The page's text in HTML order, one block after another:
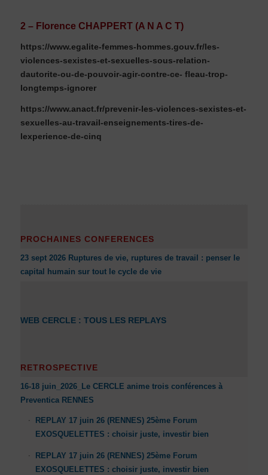
2 – Florence CHAPPERT (A N A C T)
https://www.egalite-femmes-hommes.gouv.fr/les-
violences-sexistes-et-sexuelles-sous-relation-
dautorite-ou-de-pouvoir-agir-contre-ce- fleau-trop-
longtemps-ignorer
https://www.anact.fr/prevenir-les-violences-sexistes-et-
sexuelles-au-travail-enseignements-tires-de-
lexperience-de-cinq
PROCHAINES CONFERENCES
23 sept 2026 Ruptures de vie, ruptures de travail : penser le
capital humain sur tout le cycle de vie
WEB CERCLE : TOUS LES REPLAYS
RETROSPECTIVE
16-18 juin_2026_Le CERCLE anime trois conférences à
Preventica RENNES
REPLAY 17 juin 26 (RENNES) 25ème Forum
EXOSQUELETTES : choisir juste, investir bien
REPLAY 17 juin 26 (RENNES) 25ème Forum
EXOSQUELETTES : choisir juste, investir bien